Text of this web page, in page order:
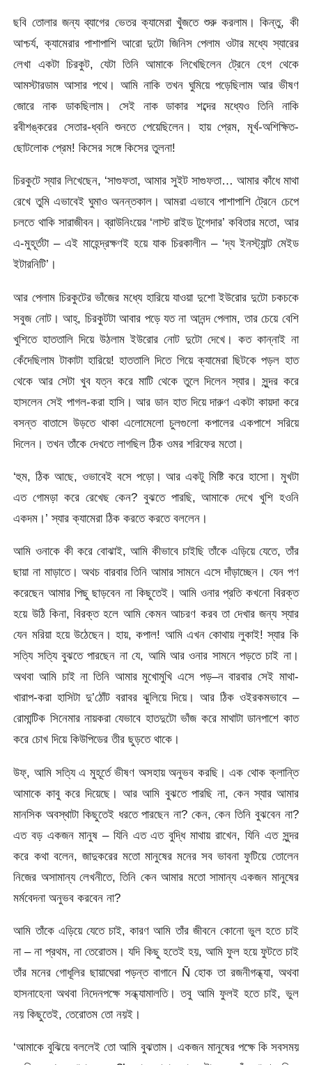
ছবি তোলার জন্য ব্যাগের ভেতর ক্যামেরা খুঁজতে শুরু করলাম। কিন্তু, কী
আশ্চর্য, ক্যামেরার পাশাপাশি আরো দুটো জিনিস পেলাম ওটার মধ্যে স্যারের
লেখা একটা চিরকুট, যেটা তিনি আমাকে লিখেছিলেন ট্রেনে হেগ থেকে
আমস্টারডাম আসার পথে। আমি নাকি তখন ঘুমিয়ে পড়েছিলাম আর ভীষণ
জোরে নাক ডাকছিলাম। সেই নাক ডাকার শব্দের মধ্যেও তিনি নাকি
রবীশঙ্করের সেতার-ধ্বনি শুনতে পেয়েছিলেন। হায় প্রেম, মূর্খ-অশিক্ষিত-
ছোটলোক প্রেম! কিসের সঙ্গে কিসের তুলনা!
চিরকুটে স্যার লিখেছেন, ‘সাগুফতা, আমার সুইট সাগুফতা… আমার কাঁধে মাথা
রেখে তুমি এভাবেই ঘুমাও অনন্তকাল। আমরা এভাবে পাশাপাশি ট্রেনে চেপে
চলতে থাকি সারাজীবন। ব্রাউনিংয়ের ‘লাস্ট রাইড টুগেদার’ কবিতার মতো, আর
এ-মুহূর্তটা – এই মাহেন্দ্রক্ষণই হয়ে যাক চিরকালীন – ‘দ্য ইনস্ট্যান্ট মেইড
ইটারনিটি’।
আর পেলাম চিরকুটের ভাঁজের মধ্যে হারিয়ে যাওয়া দুশো ইউরোর দুটো চকচকে
সবুজ নোট। আহ্, চিরকুটটা আবার পড়ে যত না আনন্দ পেলাম, তার চেয়ে বেশি
খুশিতে হাততালি দিয়ে উঠলাম ইউরোর নোট দুটো দেখে। কত কান্নাই না
কেঁদেছিলাম টাকাটা হারিয়ে! হাততালি দিতে গিয়ে ক্যামেরা ছিটকে পড়ল হাত
থেকে আর সেটা খুব যত্ন করে মাটি থেকে তুলে দিলেন স্যার। সুন্দর করে
হাসলেন সেই পাগল-করা হাসি। আর ডান হাত দিয়ে দারুণ একটা কায়দা করে
বসন্ত বাতাসে উড়তে থাকা এলোমেলো চুলগুলো কপালের একপাশে সরিয়ে
দিলেন। তখন তাঁকে দেখতে লাগছিল ঠিক ওমর শরিফের মতো।
‘হুম, ঠিক আছে, ওভাবেই বসে পড়ো। আর একটু মিষ্টি করে হাসো। মুখটা
এত গোমড়া করে রেখেছ কেন? বুঝতে পারছি, আমাকে দেখে খুশি হওনি
একদম।’ স্যার ক্যামেরা ঠিক করতে করতে বললেন।
আমি ওনাকে কী করে বোঝাই, আমি কীভাবে চাইছি তাঁকে এড়িয়ে যেতে, তাঁর
ছায়া না মাড়াতে। অথচ বারবার তিনি আমার সামনে এসে দাঁড়াচ্ছেন। যেন পণ
করেছেন আমার পিছু ছাড়বেন না কিছুতেই। আমি ওনার প্রতি কখনো বিরক্ত
হয়ে উঠি কিনা, বিরক্ত হলে আমি কেমন আচরণ করব তা দেখার জন্য স্যার
যেন মরিয়া হয়ে উঠেছেন। হায়, কপাল! আমি এখন কোথায় লুকাই! স্যার কি
সত্যি সত্যি বুঝতে পারছেন না যে, আমি আর ওনার সামনে পড়তে চাই না।
অথবা আমি চাই না তিনি আমার মুখোমুখি এসে পড়–ন বারবার সেই মাথা-
খারাপ-করা হাসিটা দু’ঠোঁট বরাবর ঝুলিয়ে দিয়ে। আর ঠিক ওইরকমভাবে –
রোমান্টিক সিনেমার নায়করা যেভাবে হাতদুটো ভাঁজ করে মাথাটা ডানপাশে কাত
করে চোখ দিয়ে কিউপিডের তীর ছুড়তে থাকে।
উফ্, আমি সত্যি এ মুহূর্তে ভীষণ অসহায় অনুভব করছি। এক থোক ক্লান্তি
আমাকে কাবু করে দিয়েছে। আর আমি বুঝতে পারছি না, কেন স্যার আমার
মানসিক অবস্থাটা কিছুতেই ধরতে পারছেন না? কেন, কেন তিনি বুঝবেন না?
এত বড় একজন মানুষ – যিনি এত এত বুদ্ধি মাথায় রাখেন, যিনি এত সুন্দর
করে কথা বলেন, জাদুকরের মতো মানুষের মনের সব ভাবনা ফুটিয়ে তোলেন
নিজের অসামান্য লেখনীতে, তিনি কেন আমার মতো সামান্য একজন মানুষের
মর্মবেদনা অনুভব করবেন না?
আমি তাঁকে এড়িয়ে যেতে চাই, কারণ আমি তাঁর জীবনে কোনো ভুল হতে চাই
না – না প্রথম, না তেরোতম। যদি কিছু হতেই হয়, আমি ফুল হয়ে ফুটতে চাই
তাঁর মনের গোধূলির ছায়াঘেরা পড়ন্ত বাগানে Ñ হোক তা রজনীগন্ধ্যা, অথবা
হাসনাহেনা অথবা নিদেনপক্ষে সন্ধ্যামালতি। তবু আমি ফুলই হতে চাই, ভুল
নয় কিছুতেই, তেরোতম তো নয়ই।
‘আমাকে বুঝিয়ে বললেই তো আমি বুঝতাম। একজন মানুষের পক্ষে কি সবসময়